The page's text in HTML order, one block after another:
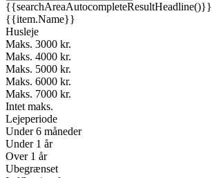
{{searchAreaAutocompleteResultHeadline()}}
{{item.Name}}
Husleje
Maks. 3000 kr.
Maks. 4000 kr.
Maks. 5000 kr.
Maks. 6000 kr.
Maks. 7000 kr.
Intet maks.
Lejeperiode
Under 6 måneder
Under 1 år
Over 1 år
Ubegrænset